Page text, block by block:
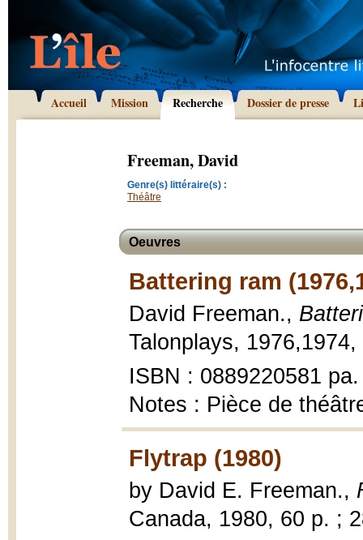
Accueil Mission Recherche Dossier de presse
Freeman, David
Genre(s) littéraire(s) :
Théâtre
Oeuvres
Battering ram
David Freeman.,
Talonplays,
ISBN : 0889220581 pa.
Notes : Pièce de
Flytrap (1980)
by David E. Freeman.,
Canada, 1980, 60 p. ;